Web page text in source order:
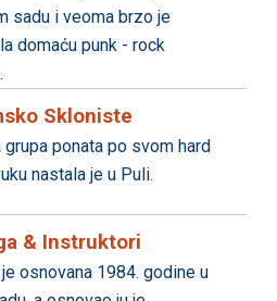
sadu i veoma brzo je
domaću punk - rock
Skloniste
grupa ponata po svom hard
nastala je u Puli.
& Instruktori
je osnovana 1984. godine u